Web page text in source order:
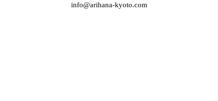
info@arihana-kyoto.com